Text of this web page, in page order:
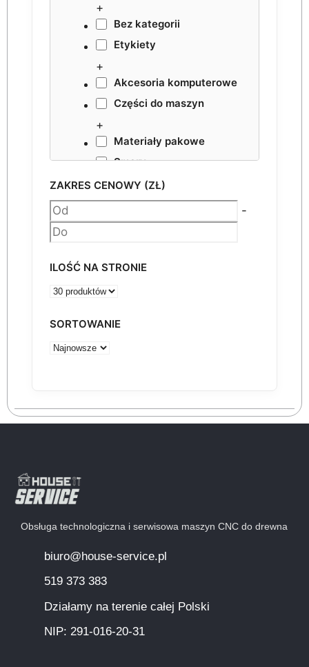
+
Bez kategorii
Etykiety
+
Akcesoria komputerowe
Części do maszyn
+
Materiały pakowe
Smary
NESTING VHF
Akcesoria
ZAKRES CENOWY (ZŁ)
-
ILOŚĆ NA STRONIE
SORTOWANIE
Obsługa technologiczna i serwisowa maszyn CNC do drewna
biuro@house-service.pl
519 373 383
Działamy na terenie całej Polski
NIP: 291-016-20-31​